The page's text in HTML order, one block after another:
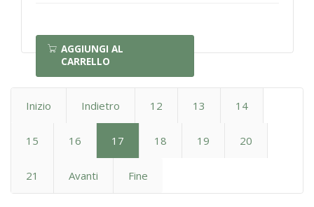
AGGIUNGI AL
CARRELLO
Inizio Indietro 12 13 14
15 16 17 18 19 20
21 Avanti Fine